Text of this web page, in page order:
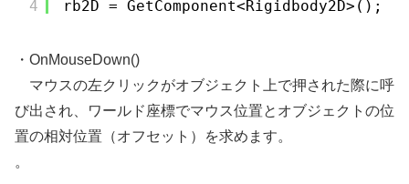
4 rb2D = GetComponent<Rigidbody2D>();
・OnMouseDown()
マウスの左クリックがオブジェクト上で押された際に呼
び出され、ワールド座標でマウス位置とオブジェクトの位
置の相対位置（オフセット）を求めます。
。